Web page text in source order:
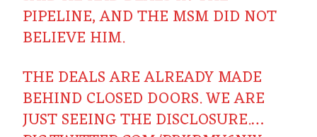
PIPELINE, AND THE MSM DID NOT
BELIEVE HIM.
THE DEALS ARE ALREADY MADE
BEHIND CLOSED DOORS. WE ARE
JUST SEEING THE DISCLOSURE.…